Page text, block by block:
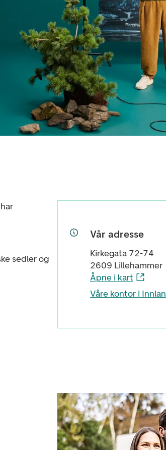
sedler og
Vår adresse
Kirkegata 72-74
2609 Lillehammer
Åpne i kart
Våre kontor i